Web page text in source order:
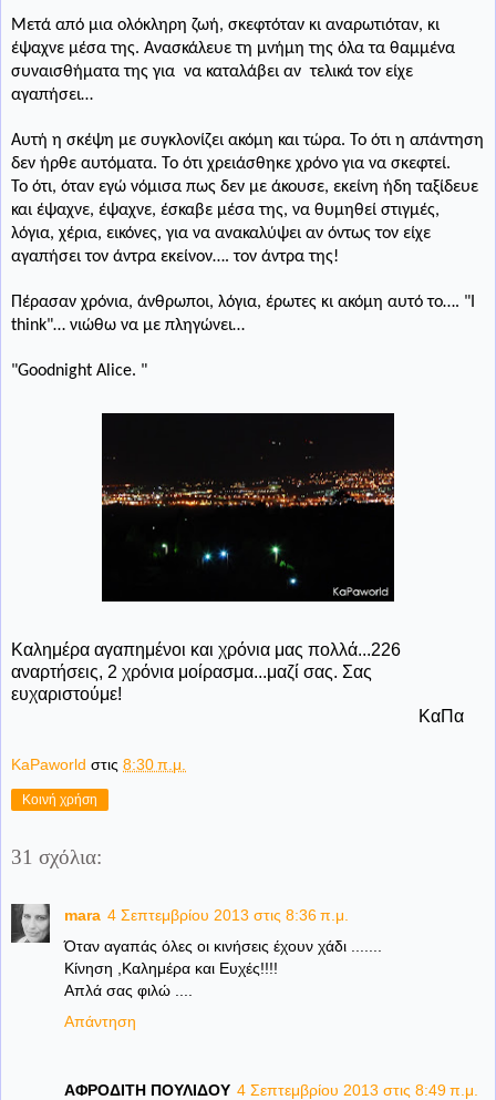
Μετά από μια ολόκληρη ζωή, σκεφτόταν κι αναρωτιόταν, κι
έψαχνε μέσα της. Ανασκάλευε τη μνήμη της όλα τα θαμμένα
συναισθήματα της για να καταλάβει αν τελικά τον είχε
αγαπήσει…
Αυτή η σκέψη με συγκλονίζει ακόμη και τώρα. Το ότι η απάντηση
δεν ήρθε αυτόματα. Το ότι χρειάσθηκε χρόνο για να σκεφτεί.
Το ότι, όταν εγώ νόμισα πως δεν με άκουσε, εκείνη ήδη ταξίδευε
και έψαχνε, έψαχνε, έσκαβε μέσα της, να θυμηθεί στιγμές,
λόγια, χέρια, εικόνες, για να ανακαλύψει αν όντως τον είχε
αγαπήσει τον άντρα εκείνον…. τον άντρα της!
Πέρασαν χρόνια, άνθρωποι, λόγια, έρωτες κι ακόμη αυτό το…. "
think"… νιώθω να με πληγώνει…
"Goodnight Αlice. "
Καλημέρα αγαπημένοι και χρόνια μας πολλά...226
αναρτήσεις, 2 χρόνια μοίρασμα...μαζί σας. Σας
ευχαριστούμε!
ΚαΠα
KaPaworld στις 8:30 π.μ.
Κοινή χρήση
31 σχόλια:
mara 4 Σεπτεμβρίου 2013 στις 8:36 π.μ.
Όταν αγαπάς όλες οι κινήσεις έχουν χάδι .......
Κίνηση ,Καλημέρα και Ευχές!!!!
Απλά σας φιλώ ....
Απάντηση
ΑΦΡΟΔΙΤΗ ΠΟΥΛΙΔΟΥ 4 Σεπτεμβρίου 2013 στις 8:49 π.μ.